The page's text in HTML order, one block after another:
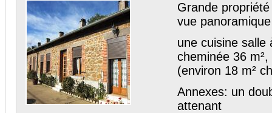
Grande
vue
une cuisine salle
cheminée 36
(environ 18 m²
Annexes: un
attenant